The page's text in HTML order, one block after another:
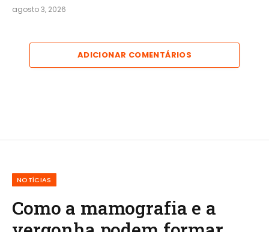
agosto 3, 2026
ADICIONAR COMENTÁRIOS
NOTÍCIAS
Como a mamografia e a